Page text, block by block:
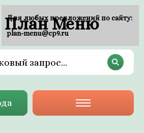
План Меню
Для любых предложений по сайту:
plan-menu@cp9.ru